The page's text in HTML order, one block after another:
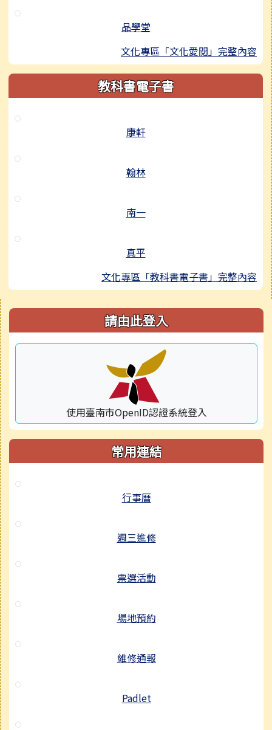
品學堂
文化專區「文化愛閱」完整內容
教科書電子書
康軒
翰林
南一
真平
文化專區「教科書電子書」完整內容
右邊區域內容 請由此登入
使用臺南市OpenID認證系統登入
常用連結
行事曆
週三進修
票選活動
場地預約
維修通報
Padlet